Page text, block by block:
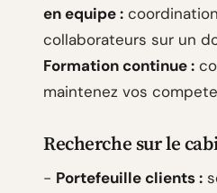
en equipe :
collaborateurs sur un
Formation continue :
maintenez vos
Recherche sur le
- Portefeuille clients :